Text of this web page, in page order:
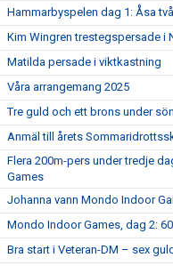
Hammarbyspelen dag 1: Åsa
Kim Wingren trestegspersade i
Matilda persade i viktkastning
Våra arrangemang 2025
Tre guld och ett brons under
Anmäl till årets
Flera 200m-pers under tredje
Games
Johanna vann Mondo Indoor
Mondo Indoor Games, dag 2:
Bra start i Veteran-DM – sex